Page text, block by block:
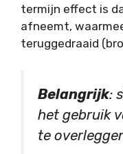
termijn effect is
afneemt,
teruggedraaid
Belangrijk:
het gebruik
te